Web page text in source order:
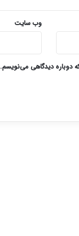
وب‌ سایت
دوباره دیدگاهی می‌نویسم.